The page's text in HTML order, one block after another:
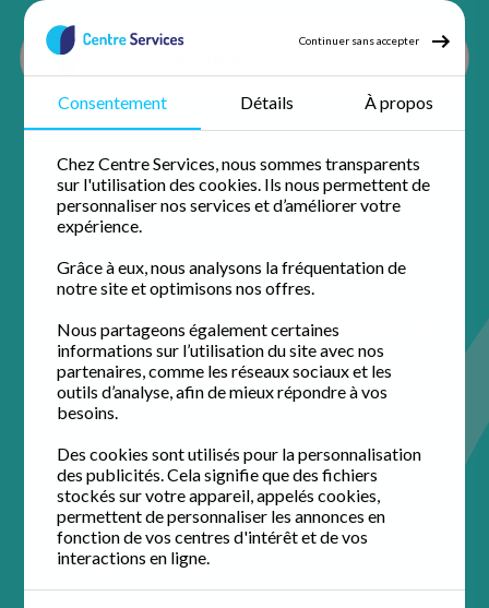
Continuer sans accepter
Consentement Détails À propos
Chez Centre Services, nous sommes transparents
sur l'utilisation des cookies. Ils nous permettent de
personnaliser nos services et d’améliorer votre
expérience.
Grâce à eux, nous analysons la fréquentation de
notre site et optimisons nos offres.
Nous partageons également certaines
informations sur l’utilisation du site avec nos
partenaires, comme les réseaux sociaux et les
outils d’analyse, afin de mieux répondre à vos
besoins.
Des cookies sont utilisés pour la personnalisation
des publicités. Cela signifie que des fichiers
stockés sur votre appareil, appelés cookies,
permettent de personnaliser les annonces en
fonction de vos centres d'intérêt et de vos
interactions en ligne.
Jardinage à domicile à
Chatou
Profitez de 50% de crédit d'impôt immédiat avec votre
5 / 5 sur 56 avisGoogle